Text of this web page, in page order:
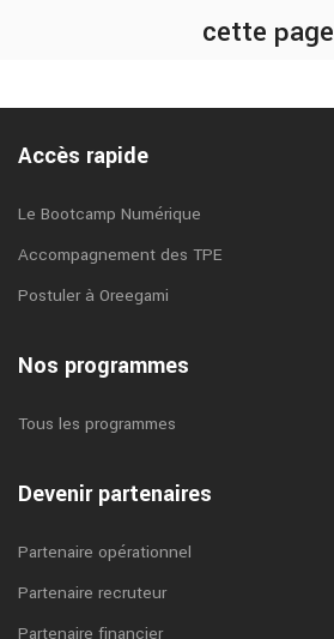
cette page
Accès rapide
Le Bootcamp Numérique
Accompagnement des TPE
Postuler à Oreegami
Nos programmes
Tous les programmes
Devenir partenaires
Partenaire opérationnel
Partenaire recruteur
Partenaire financier